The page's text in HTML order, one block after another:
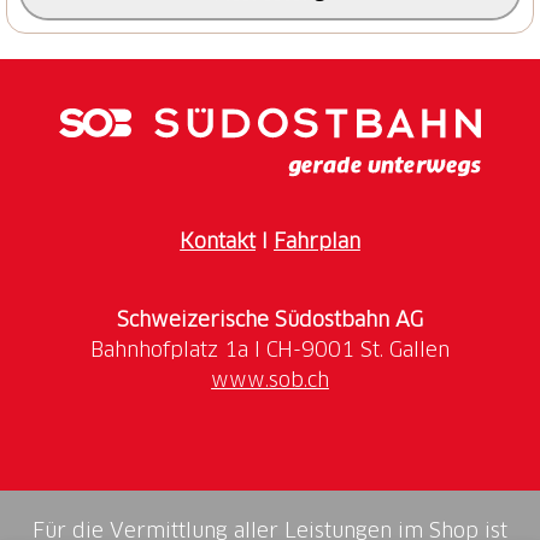
KontaktI Fahrplan
Schweizerische Südostbahn AG
www.sob.ch
Für die Vermittlung aller Leistungen im Shop ist